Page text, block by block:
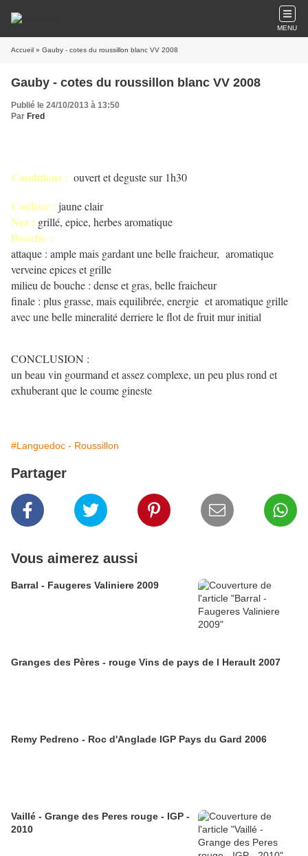
MENU
Accueil » Gauby - cotes du roussillon blanc VV 2008
Gauby - cotes du roussillon blanc VV 2008
Publié le 24/10/2013 à 13:50
Par Fred
Conditions : ouvert et deguste sur 1h30
Couleur : jaune clair
Nez : grillé, epice, herbes aromatique
Bouche :
attaque : ample mais gardant une belle fraicheur, aromatique
verveine epices et grille
milieu de bouche : dense et gras, belle fraicheur
finale : plus grasse, mais equilibrée, energie et aromatique grille
avec une belle mineralité derriere le flot de fruit mur initial
CONCLUSION :
un beau vin gourmand et assez complexe, un peu plus rond et
exhuberant que le coume gineste
#Languedoc - Roussillon
Partager
Vous aimerez aussi
Barral - Faugeres Valiniere 2009
Granges des Pères - rouge Vins de pays de l Herault 2007
Remy Pedreno - Roc d'Anglade IGP Pays du Gard 2006
Vaillé - Grange des Peres rouge - IGP -
2010